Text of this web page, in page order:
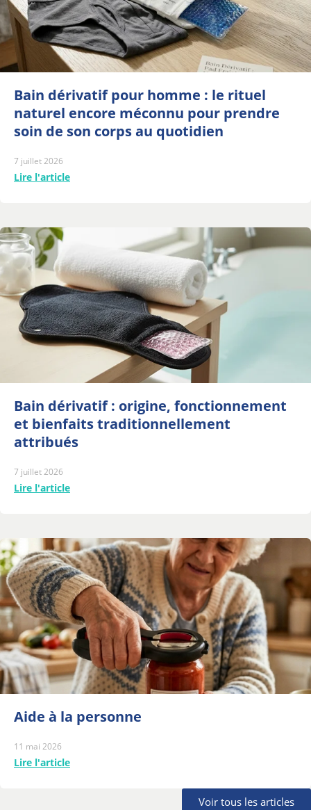
Bain dérivatif pour homme : le rituel
naturel encore méconnu pour prendre
soin de son corps au quotidien
7 juillet 2026
Lire l'article
Bain dérivatif : origine, fonctionnement
et bienfaits traditionnellement
attribués
7 juillet 2026
Lire l'article
Aide à la personne
11 mai 2026
Lire l'article
Voir tous les articles